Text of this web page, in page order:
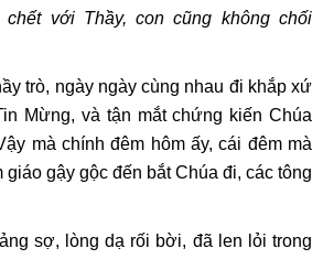
chết với Thầy, con cũng không chối
trò, ngày ngày cùng nhau đi khắp xứ
Mừng, và tận mắt chứng kiến Chúa
mà chính đêm hôm ấy, cái đêm mà
gậy gộc đến bắt Chúa đi, các tông
sợ, lòng dạ rối bời, đã len lỏi trong